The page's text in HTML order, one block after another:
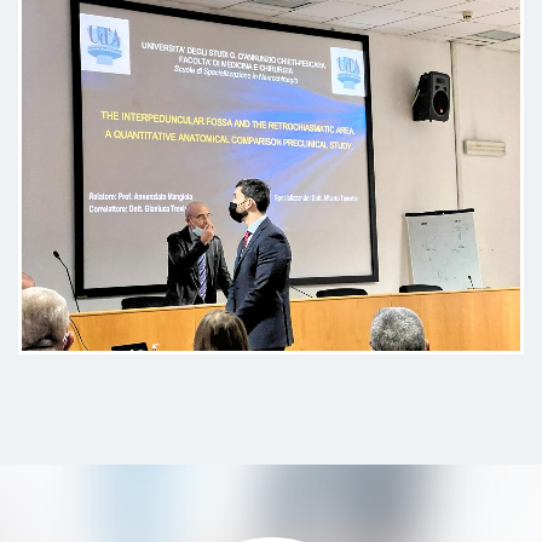
Dottore attento , empatico e
molto preparato . Mi ha messo
subito a mio agio, spiegando tutto
con chiarezza. Ho apprezzato
molto la sua empatia e la capacità
di tranquillizzarmi in un momento